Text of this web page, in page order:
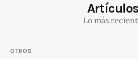
Artículos
Lo más
OTROS